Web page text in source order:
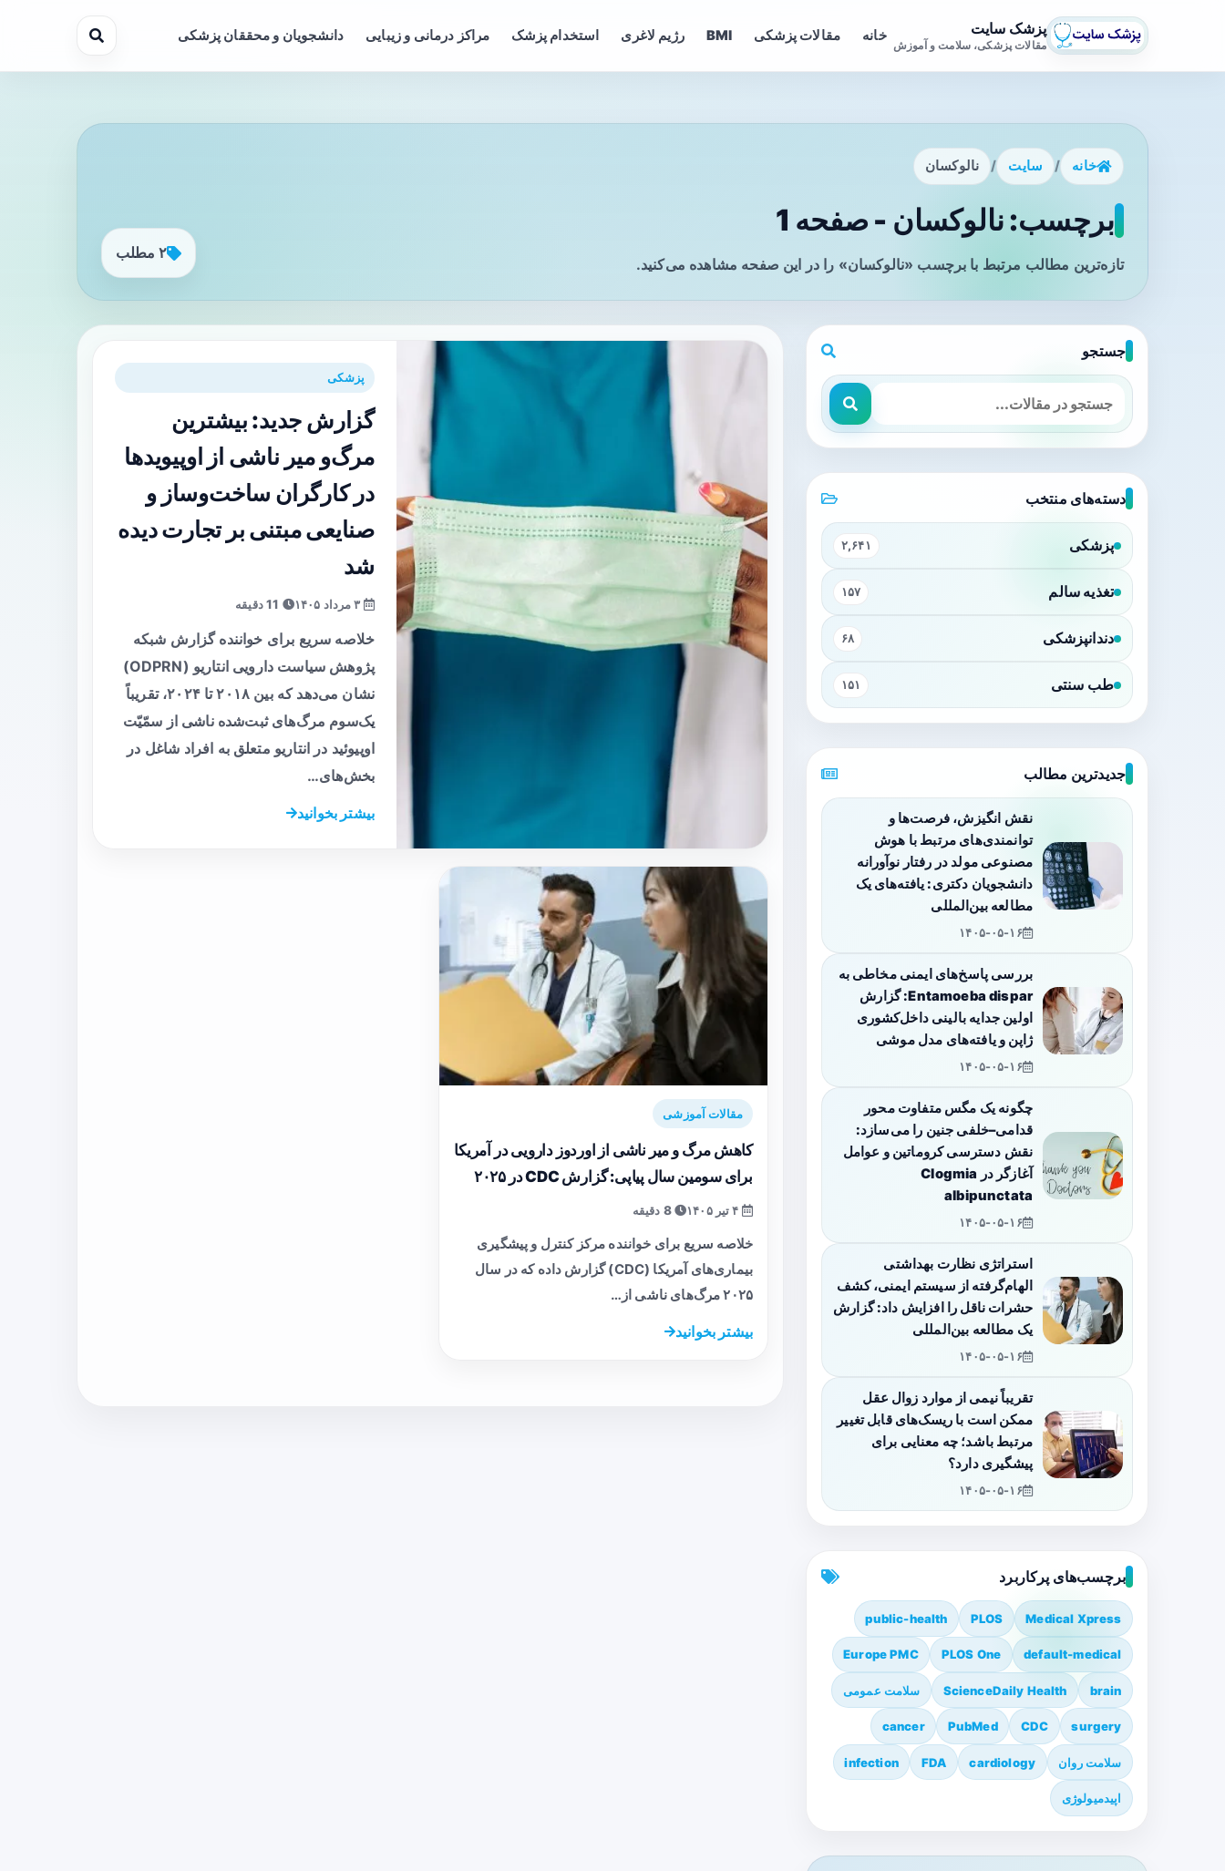
پزشک سایت
مقالات پزشکی، سلامت و آموزش
خانه مقالات پزشکی BMI رژیم لاغری استخدام پزشک مراکز درمانی و زیبایی دانشجویان و محققان پزشکی
خانه / سایت / نالوکسان
برچسب: نالوکسان - صفحه 1
تازه‌ترین مطالب مرتبط با برچسب «نالوکسان» را در این صفحه مشاهده می‌کنید.
۲ مطلب
پزشکی
گزارش جدید: بیشترین
مرگ‌و میر ناشی از اوپیویدها
در کارگران ساخت‌وساز و
صنایعی مبتنی بر تجارت دیده
شد
خلاصه سریع برای خواننده گزارش شبکه
پژوهش سیاست دارویی انتاریو (ODPRN)
نشان می‌دهد که بین ۲۰۱۸ تا ۲۰۲۴، تقریباً
یک‌سوم مرگ‌های ثبت‌شده ناشی از سمّیّت
اوپیوئید در انتاریو متعلق به افراد شاغل در
بخش‌های…
بیشتر بخوانید
مقالات آموزشی
کاهش مرگ‌ و میر ناشی از اوردوز دارویی در آمریکا
برای سومین سال پیاپی: گزارش CDC در ۲۰۲۵
8 دقیقه
خلاصه سریع برای خواننده مرکز کنترل و پیشگیری
بیماری‌های آمریکا (CDC) گزارش داده که در سال
۲۰۲۵ مرگ‌های ناشی از…
بیشتر بخوانید
جستجو
دسته‌های منتخب
پزشکی ۲,۶۴۱
تغذیه سالم ۱۵۷
دندانپزشکی ۶۸
طب سنتی ۱۵۱
جدیدترین مطالب
نقش انگیزش، فرصت‌ها و
توانمندی‌های مرتبط با هوش
مصنوعی مولد در رفتار نوآورانه
دانشجویان دکتری: یافته‌های یک
مطالعه بین‌المللی
۱۴۰۵-۰۵-۱۶
بررسی پاسخ‌های ایمنی مخاطی به
Entamoeba dispar: گزارش
اولین جدایه بالینی داخل‌کشوری
ژاپن و یافته‌های مدل موشی
۱۴۰۵-۰۵-۱۶
چگونه یک مگس متفاوت محور
قدامی–خلفی جنین را می‌سازد:
نقش دسترسی کروماتین و عوامل
آغازگر در Clogmia
albipunctata
۱۴۰۵-۰۵-۱۶
استراتژی نظارت بهداشتی
الهام‌گرفته از سیستم ایمنی، کشف
حشرات ناقل را افزایش داد: گزارش
یک مطالعه بین‌المللی
۱۴۰۵-۰۵-۱۶
تقریباً نیمی از موارد زوال عقل
ممکن است با ریسک‌های قابل تغییر
مرتبط باشد؛ چه معنایی برای
پیشگیری دارد؟
۱۴۰۵-۰۵-۱۶
برچسب‌های پرکاربرد
Medical Xpress
PLOS
public-health
default-medical
PLOS One
Europe PMC
brain
ScienceDaily Health سلامت عمومی
surgery
CDC
PubMed
cancer
سلامت روان cardiology
FDA
infection
اپیدمیولوژی